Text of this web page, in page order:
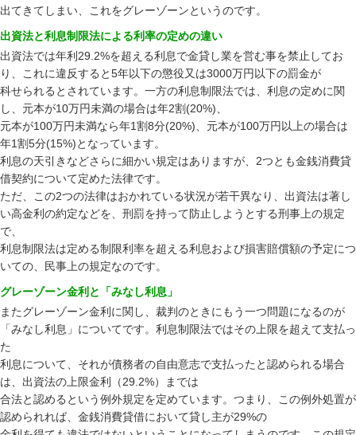
出てきてしまい、これをグレーゾーンというのです。
出資法と利息制限法による利率の定めの違い
出資法では年利29.2%を超える利息で金貸し業を営む事を禁止してお
り、これに違反すると5年以下の懲役又は3000万円以下の罰金が
科せられるとされています。一方の利息制限法では、利息の定めに関
し、元本が10万円未満の場合は年2割(20%)、
元本が100万円未満なら年1割8分(20%)、元本が100万円以上の場合は
年1割5分(15%)となっています。
利息の天引きなどさらに細かい規定はありますが、2つとも金銭消費貸
借契約について定めた法律です。
ただ、この2つの法律はおかれている状況が若干異なり、出資法は著し
い高金利の約定などを、刑罰を持って防止しようとする刑事上の規定
で、
利息制限法は定める制限利率を超える利息および損害賠償額の予定につ
いての、民事上の規定なのです。
グレーゾーン金利と「みなし利息」
またグレーゾーン金利に関し、裁判のときにもう一つ問題になるのが
「みなし利息」についてです。利息制限法ではその上限を超えて支払っ
た
利息について、それが債務者の自由意志で支払ったと認められる場合
は、出資法の上限金利（29.2%）までは
合法と認めるという例外規定を定めています。つまり、この例外処置が
認められれば、金銭消費貸借において貸し主が29%の